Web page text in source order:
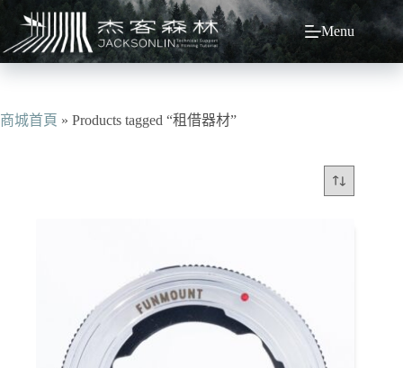
主
容
Menu
商城首頁 » Products tagged “租借器材”